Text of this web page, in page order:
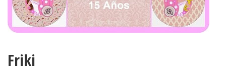
Friki